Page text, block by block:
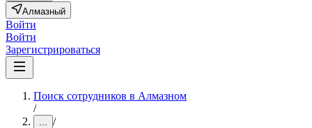
Алмазный
Войти
Войти
Зарегистрироваться
Поиск сотрудников в Алмазном
/
... /